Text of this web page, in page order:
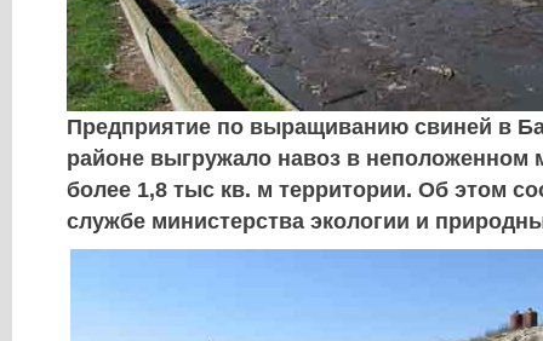
Предприятие по выращиванию свиней в
районе выгружало навоз в неположенном
более 1,8 тыс кв. м территории. Об этом
службе министерства экологии и